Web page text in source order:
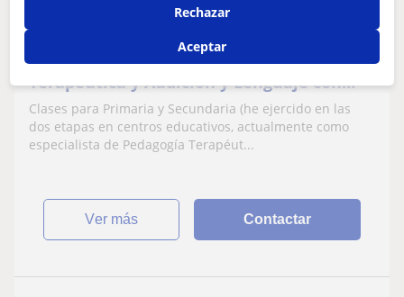
Problemas de aprendizaje
Maestra especialista en Pedagogía
Terapéutica y Audición y Lenguaje con
más de 12 años de experiencia
Clases para Primaria y Secundaria (he ejercido en las
dos etapas en centros educativos, actualmente como
especialista de Pedagogía Terapéut...
ver más Contactar
Rechazar
Aceptar